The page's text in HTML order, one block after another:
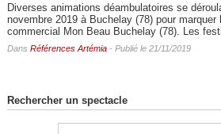
Diverses animations déambulatoires se
novembre 2019 à Buchelay (78) pour marquer
commercial Mon Beau Buchelay (78). Les
Dans Références Artémia- Publié le 21/11/2019
Rechercher un spectacle